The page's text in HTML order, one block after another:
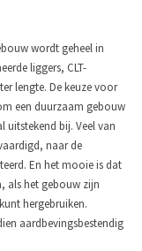
wordt geheel in
liggers, CLT-
lengte. De keuze voor
een duurzaam gebouw
uitstekend bij. Veel van
naar de
En het mooie is dat
als het gebouw zijn
hergebruiken.
aardbevingsbestendig